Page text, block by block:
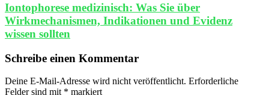
Iontophorese medizinisch: Was Sie über
Wirkmechanismen, Indikationen und Evidenz
wissen sollten
Schreibe einen Kommentar
Deine E-Mail-Adresse wird nicht veröffentlicht. Erforderliche
Felder sind mit * markiert